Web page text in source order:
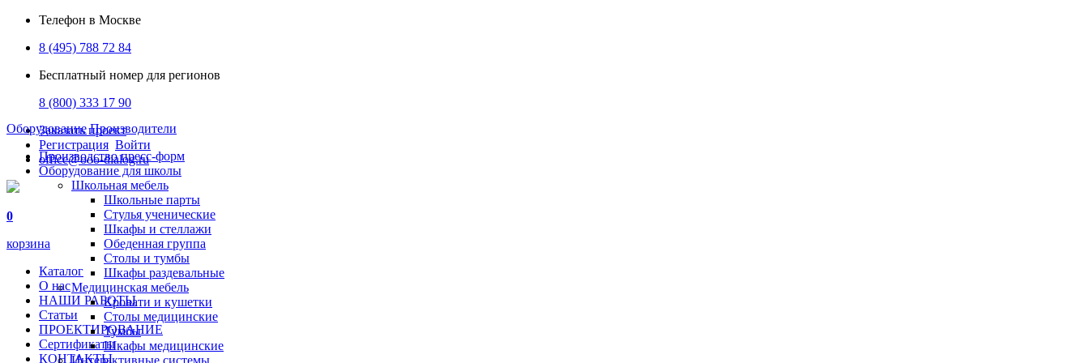
Телефон в Москве
8 (495) 788 72 84
Бесплатный номер для регионов
8 (800) 333 17 90
Заказать проект
Регистрация Войти
office@ooo-dialog.ru
0
корзина
Каталог
О нас
НАШИ РАБОТЫ
Статьи
ПРОЕКТИРОВАНИЕ
Сертификаты
КОНТАКТЫ
Оборудование Производители
Производство пресс-форм
Оборудование для школы
Школьная мебель
Школьные парты
Стулья ученические
Шкафы и стеллажи
Обеденная группа
Столы и тумбы
Шкафы раздевальные
Медицинская мебель
Кровати и кушетки
Столы медицинские
Тумбы
Шкафы медицинские
Интерактивные системы